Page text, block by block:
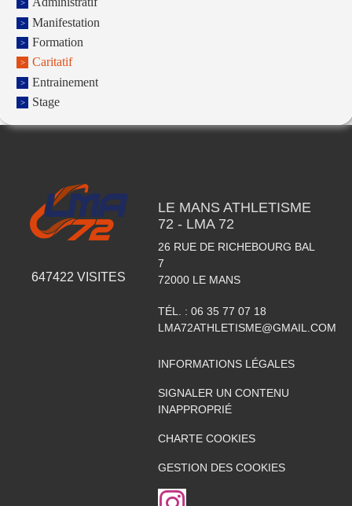
Manifestation
Formation
Caritatif
Entrainement
Stage
647422 VISITES
LE MANS ATHLETISME
72 - LMA 72
26 RUE DE RICHEBOURG BAL
7
72000 LE MANS
TÉL. : 06 35 77 07 18
LMA72ATHLETISME@GMAIL.COM
INFORMATIONS LÉGALES
SIGNALER UN CONTENU
INAPPROPRIÉ
CHARTE COOKIES
GESTION DES COOKIES